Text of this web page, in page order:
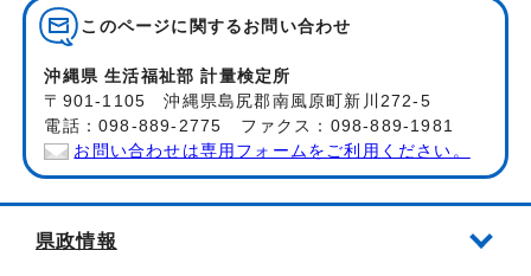
このページに関する お問い合わせ
沖縄県 生活福祉部 計量検定所
〒901-1105 沖縄県島尻郡南風原町新川272-5
電話：098-889-2775 ファクス：098-889-1981
お問い合わせは専用フォームをご利用ください。
県政情報